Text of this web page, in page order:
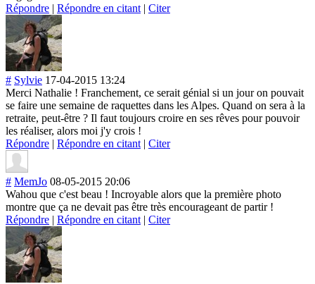
Répondre | Répondre en citant | Citer
# Sylvie 17-04-2015 13:24
Merci Nathalie ! Franchement, ce serait génial si un jour on pouvait
se faire une semaine de raquettes dans les Alpes. Quand on sera à la
retraite, peut-être ? Il faut toujours croire en ses rêves pour pouvoir
les réaliser, alors moi j'y crois !
Répondre | Répondre en citant | Citer
# MemJo 08-05-2015 20:06
Wahou que c'est beau ! Incroyable alors que la première photo
montre que ça ne devait pas être très encourageant de partir !
Répondre | Répondre en citant | Citer